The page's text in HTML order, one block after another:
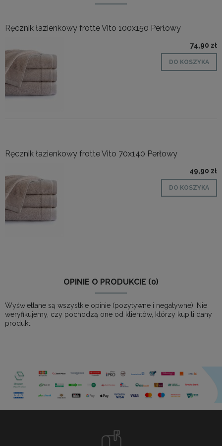
Ręcznik łazienkowy frotte Vito 100x150 Perłowy
74,90 zł
DO KOSZYKA
Ręcznik łazienkowy frotte Vito 70x140 Perłowy
49,90 zł
DO KOSZYKA
OPINIE O PRODUKCIE (0)
Wyświetlane są wszystkie opinie (pozytywne i negatywne). Nie
weryfikujemy, czy pochodzą one od klientów, którzy kupili dany
produkt.